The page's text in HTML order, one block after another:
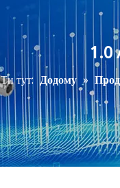
1.0
Ти тут: Додому »